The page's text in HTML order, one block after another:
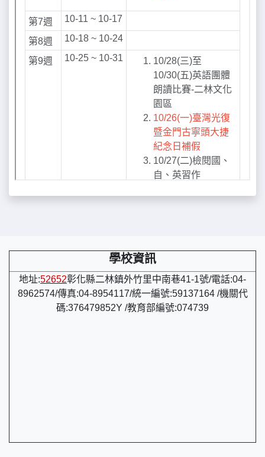
學校資訊
地址:52652彰化縣二林鎮外竹里中南巷41-1號/電話:04-
8962574/傳真:04-8954117/統一編號:59137164 /機關代
碼:376479852Y /教育部編號:074739